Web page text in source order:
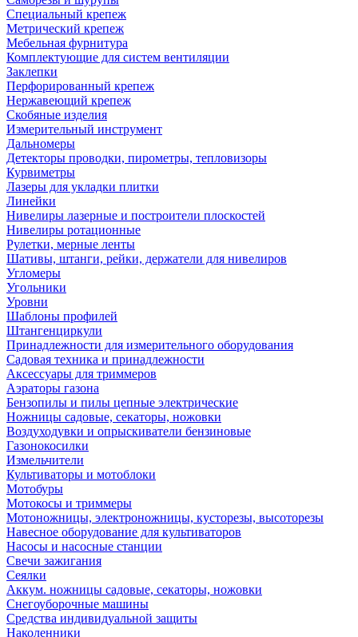
Специальный крепеж
Метрический крепеж
Мебельная фурнитура
Комплектующие для систем вентиляции
Заклепки
Перфорированный крепеж
Нержавеющий крепеж
Скобяные изделия
Измерительный инструмент
Дальномеры
Детекторы проводки, пирометры, тепловизоры
Курвиметры
Лазеры для укладки плитки
Линейки
Нивелиры лазерные и построители плоскостей
Нивелиры ротационные
Рулетки, мерные ленты
Шативы, штанги, рейки, держатели для нивелиров
Угломеры
Угольники
Уровни
Шаблоны профилей
Штангенциркули
Принадлежности для измерительного оборудования
Садовая техника и принадлежности
Аксессуары для триммеров
Аэраторы газона
Бензопилы и пилы цепные электрические
Ножницы садовые, секаторы, ножовки
Воздуходувки и опрыскиватели бензиновые
Газонокосилки
Измельчители
Культиваторы и мотоблоки
Мотобуры
Мотокосы и триммеры
Мотоножницы, электроножницы, кусторезы, высоторезы
Навесное оборудование для культиваторов
Насосы и насосные станции
Свечи зажигания
Сеялки
Аккум. ножницы садовые, секаторы, ножовки
Снегоуборочные машины
Средства индивидуальной защиты
Наколенники